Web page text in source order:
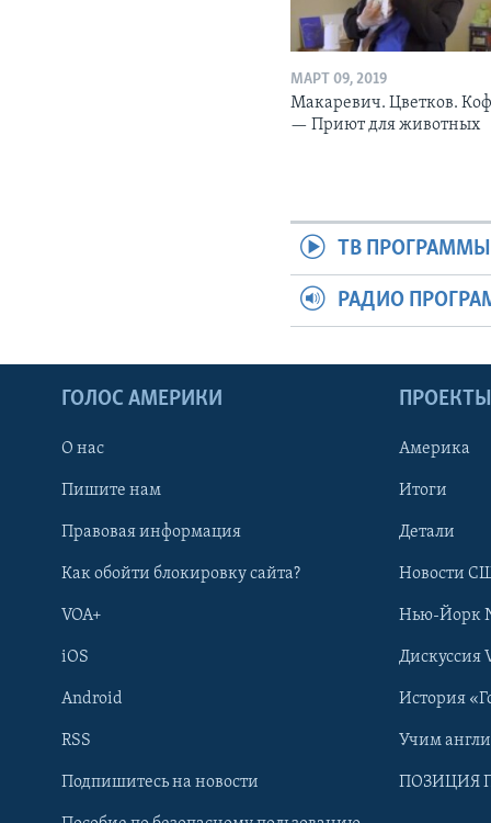
Learning English
МАРТ 09, 2019
Макаревич. Цветков.
— Приют для животных
ТВ ПРОГРАММЫ
РАДИО
ГОЛОС АМЕРИКИ
О нас
Пишите нам
Правовая информация
Как обойти блокировку сайта?
VOA+
iOS
Android
RSS
Подпишитесь на новости
ПРОЕКТЫ
Америка
Итоги
Детали
Новости
Нью-Йорк
Дискуссия
История
Учим
ПОЗИЦИЯ